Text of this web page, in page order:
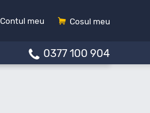
Cosul meu
Contul meu
0377 100 904